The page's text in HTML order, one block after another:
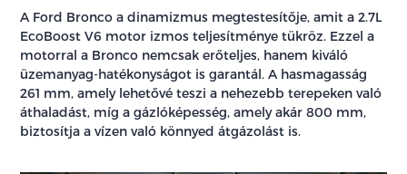
A Ford Bronco a dinamizmus megtestesítője, amit a 2.7L
EcoBoost V6 motor izmos teljesítménye tükröz. Ezzel a
motorral a Bronco nemcsak erőteljes, hanem kiváló
üzemanyag-hatékonyságot is garantál. A hasmagasság
261 mm, amely lehetővé teszi a nehezebb terepeken való
áthaladást, míg a gázlóképesség, amely akár 800 mm,
biztosítja a vízen való könnyed átgázolást is.